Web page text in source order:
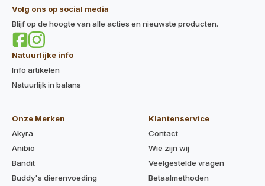
Volg ons op social media
Blijf op de hoogte van alle acties en nieuwste producten.
Natuurlijke info
Info artikelen
Natuurlijk in balans
Onze Merken
Akyra
Anibio
Bandit
Buddy's dierenvoeding
Klantenservice
Contact
Wie zijn wij
Veelgestelde vragen
Betaalmethoden